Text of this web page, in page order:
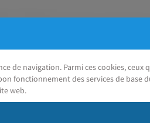
de navigation. Parmi ces cookies, ceux
fonctionnement des services de base
web.